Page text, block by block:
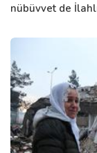
nübüvvet de